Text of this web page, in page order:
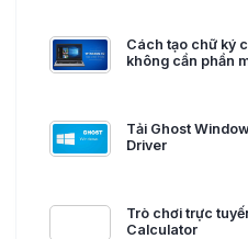
Cách tạo chữ ký
không cần phần
Tải Ghost
Driver
Trò chơi trực
Calculator